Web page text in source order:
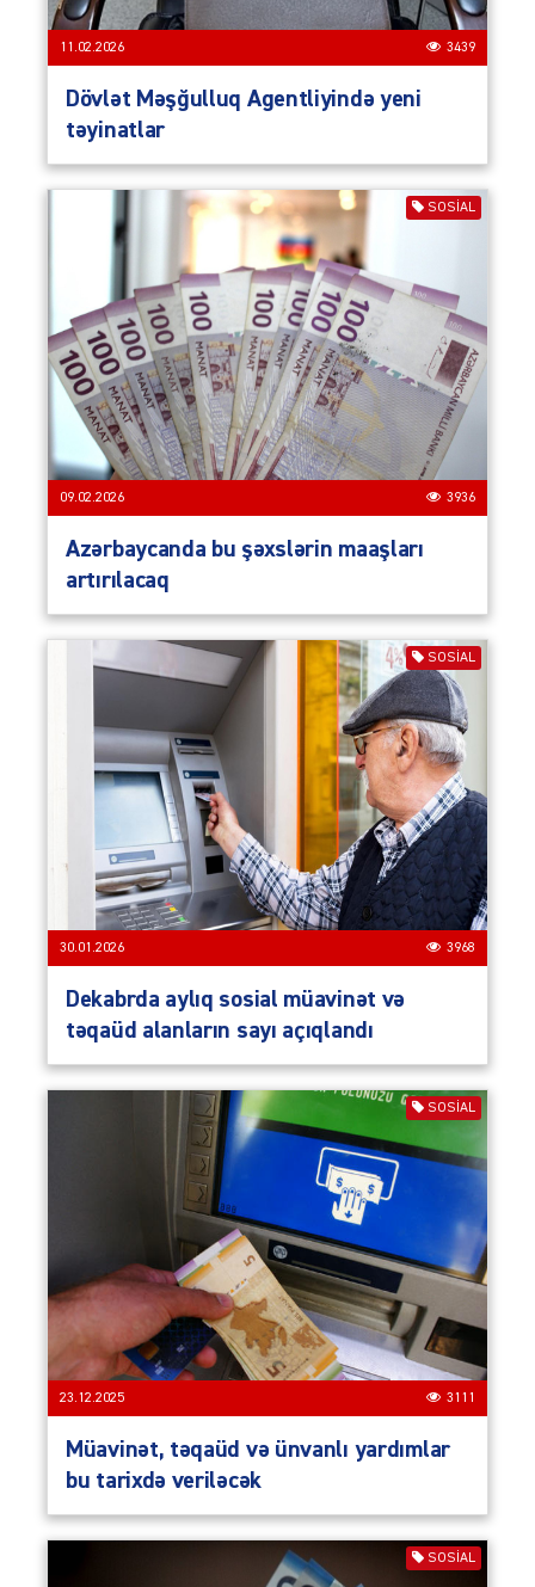
11.02.2026 3439
Dövlət Məşğulluq Agentliyində yeni
təyinatlar
SOSIAL
09.02.2026 3936
Azərbaycanda bu şəxslərin maaşları
artırılacaq
SOSIAL
30.01.2026 3968
Dekabrda aylıq sosial müavinət və
təqaüd alanların sayı açıqlandı
SOSIAL
23.12.2025 3111
Müavinət, təqaüd və ünvanlı yardımlar
bu tarixdə veriləcək
SOSIAL